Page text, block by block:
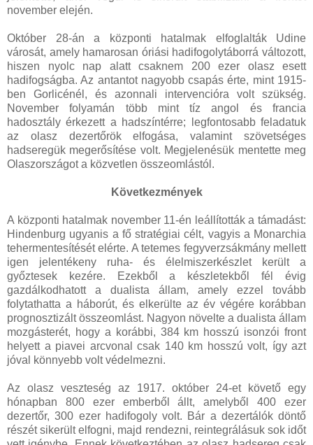
november elején.
Október 28-án a központi hatalmak elfoglalták Udine
városát, amely hamarosan óriási hadifogolytáborrá változott,
hiszen nyolc nap alatt csaknem 200 ezer olasz esett
hadifogságba. Az antantot nagyobb csapás érte, mint 1915-
ben Gorlicénél, és azonnali intervencióra volt szükség.
November folyamán több mint tíz angol és francia
hadosztály érkezett a hadszíntérre; legfontosabb feladatuk
az olasz dezertőrök elfogása, valamint szövetséges
hadseregük megerősítése volt. Megjelenésük mentette meg
Olaszországot a közvetlen összeomlástól.
Következmények
A központi hatalmak november 11-én leállították a támadást:
Hindenburg ugyanis a fő stratégiai célt, vagyis a Monarchia
tehermentesítését elérte. A tetemes fegyverzsákmány mellett
igen jelentékeny ruha- és élelmiszerkészlet került a
győztesek kezére. Ezekből a készletekből fél évig
gazdálkodhatott a dualista állam, amely ezzel tovább
folytathatta a háborút, és elkerülte az év végére korábban
prognosztizált összeomlást. Nagyon növelte a dualista állam
mozgásterét, hogy a korábbi, 384 km hosszú isonzói front
helyett a piavei arcvonal csak 140 km hosszú volt, így azt
jóval könnyebb volt védelmezni.
Az olasz veszteség az 1917. október 24-et követő egy
hónapban 800 ezer emberből állt, amelyből 400 ezer
dezertőr, 300 ezer hadifogoly volt. Bár a dezertálók döntő
részét sikerült elfogni, majd rendezni, reintegrálásuk sok időt